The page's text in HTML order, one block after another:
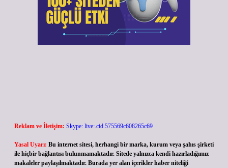
Reklam ve İletişim: Skype: live:.cid.575569c608265c69
Yasal Uyarı: Bu internet sitesi, herhangi bir marka, kurum veya şahıs şirketi
ile hiçbir bağlantısı bulunmamaktadır. Sitede yalnızca kendi hazırladığımız
makaleler paylaşılmaktadır. Burada yer alan içerikler haber niteliği